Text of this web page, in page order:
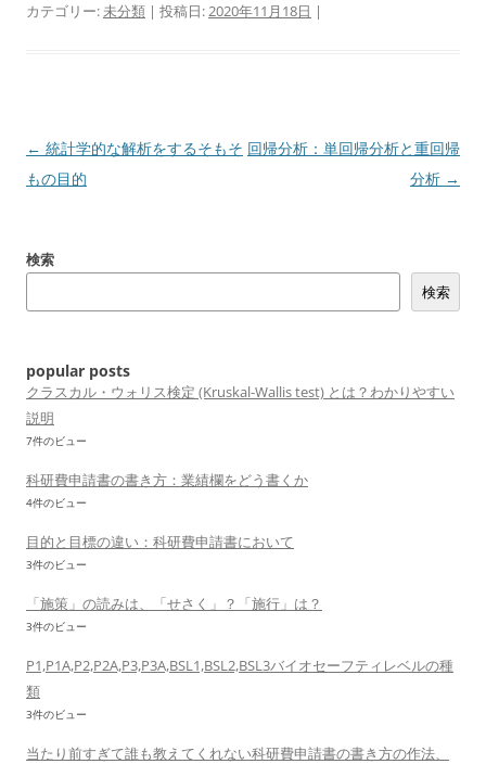
カテゴリー:未分類 | 投稿日:2020年11月18日 |
投
稿
ゲ
ン
← 統計学的な解析をするそもそ
もの目的
回帰分析：単回帰分析と重回帰
分析 →
検索
検索
popular posts
クラスカル・ウォリス検定 (Kruskal-Wallis test) とは？わかりやすい
説明
7件のビュー
科研費申請書の書き方：業績欄をどう書くか
4件のビュー
目的と目標の違い：科研費申請書において
3件のビュー
「施策」の読みは、「せさく」？「施行」は？
3件のビュー
P1,P1A,P2,P2A,P3,P3A,BSL1,BSL2,BSL3バイオセーフティレベルの種
類
3件のビュー
当たり前すぎて誰も教えてくれない科研費申請書の書き方の作法、